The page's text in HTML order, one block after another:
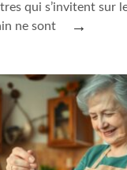
qui s’invitent sur
ne sont
→